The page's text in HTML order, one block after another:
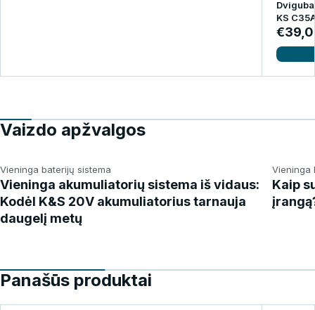
KS
Vaizdo apžvalgos
Vieninga baterijų sistema
Vieninga akumuliatorių sistema iš vidaus:
Kodėl K&S 20V akumuliatorius tarnauja
daugelį metų
Vieninga
Kaip
Panašūs produktai